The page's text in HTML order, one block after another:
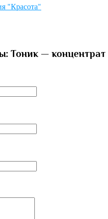
"Красота"
Тоник — концентрат